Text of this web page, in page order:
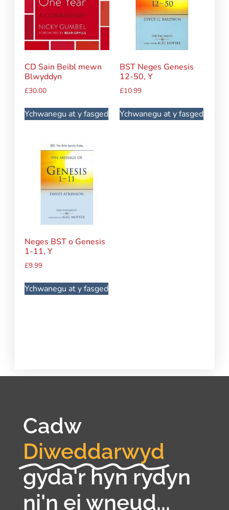
CD Sain Beibl mewn
Blwyddyn
£30.00
Ychwanegu at y fasged
BST Neges Genesis
12-50, Y
£10.99
Ychwanegu at y fasged
Neges BST o Genesis
1-11, Y
£9.99
Ychwanegu at y fasged
Cadw
Diweddarwyd
gyda'r hyn rydyn
ni'n ei wneud...